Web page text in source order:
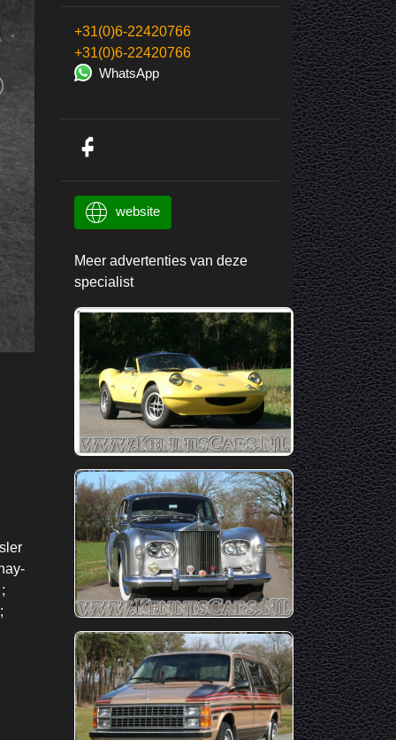
+31(0)6-22420766
+31(0)6-22420766
WhatsApp
website
Meer advertenties van deze
specialist